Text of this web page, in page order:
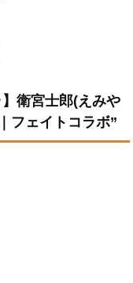
衛宮士郎(えみや
フェイトコラボ”